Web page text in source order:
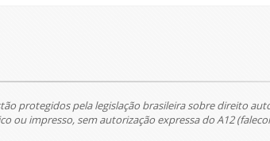
protegidos pela legislação brasileira sobre direito
impresso, sem autorização expressa do A12